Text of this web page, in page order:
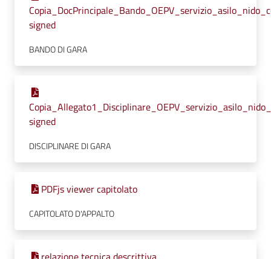
signed
BANDO DI GARA
signed
DISCIPLINARE DI GARA
PDFjs viewer capitolato
CAPITOLATO D'APPALTO